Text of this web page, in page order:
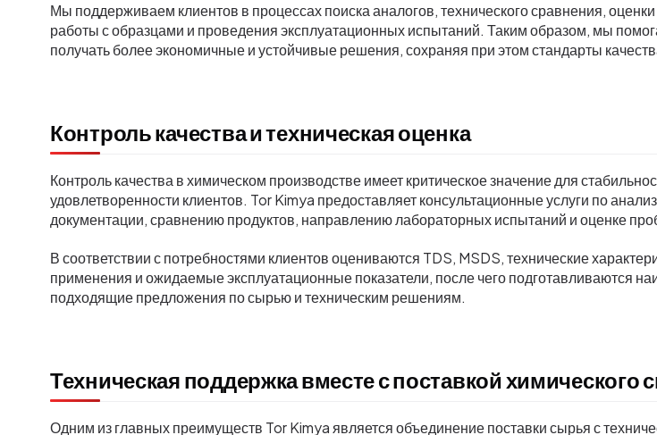
Мы поддерживаем клиентов в процессах поиска аналогов, технического сравнения,
работы с образцами и проведения эксплуатационных испытаний. Таким образом, мы
получать более экономичные и устойчивые решения, сохраняя при этом стандарты
Контроль качества и техническая оценка
Контроль качества в химическом производстве имеет критическое значение для
удовлетворенности клиентов. Tor Kimya предоставляет консультационные услуги по
документации, сравнению продуктов, направлению лабораторных испытаний и оценке
В соответствии с потребностями клиентов оцениваются TDS, MSDS, технические
применения и ожидаемые эксплуатационные показатели, после чего подготавливаются
подходящие предложения по сырью и техническим решениям.
Техническая поддержка вместе с поставкой химического
Одним из главных преимуществ Tor Kimya является объединение поставки сырья с